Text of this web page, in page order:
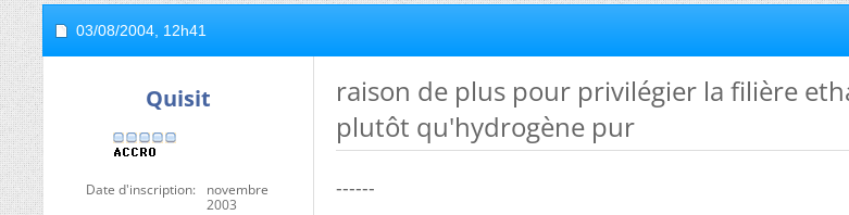
03/08/2004, 12h41
Quisit
Date d'inscription
novembre
2003
raison de plus pour privilégier la filière
plutôt qu'hydrogène pur
------